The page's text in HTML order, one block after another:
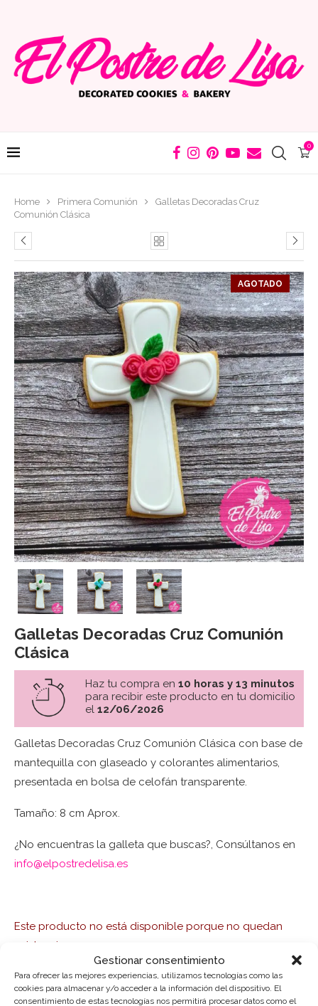
Gestionar consentimiento
Para ofrecer las mejores experiencias, utilizamos tecnologías como las
cookies para almacenar y/o acceder a la información del dispositivo. El
consentimiento de estas tecnologías nos permitirá procesar datos como el
0
Home Primera Comunión
Galletas Decoradas Cruz
Comunión Clásica
AGOTADO
Galletas Decoradas Cruz Comunión
Clásica
Haz tu compra en 10 horas y 13 minutos
para recibir este producto en tu domicilio
el 12/06/2026
Galletas Decoradas Cruz Comunión Clásica con base de
mantequilla con glaseado y colorantes alimentarios,
presentada en bolsa de celofán transparente.
Tamaño: 8 cm Aprox.
¿No encuentras la galleta que buscas?, Consúltanos en
info@elpostredelisa.es
Este producto no está disponible porque no quedan
existencias.